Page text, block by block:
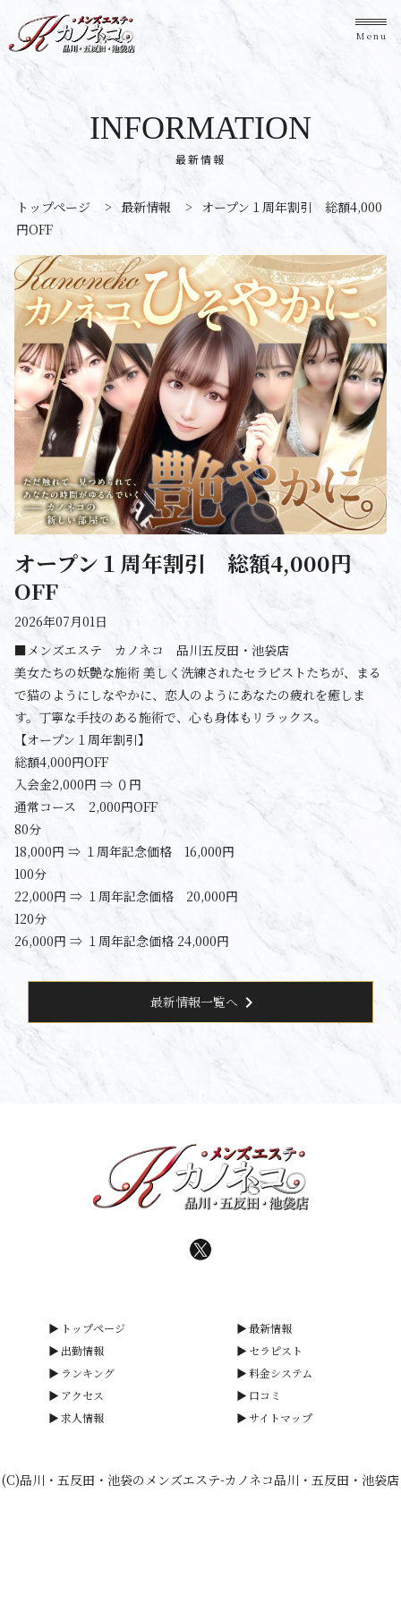
Menu
最新情報
INFORMATION
トップページ > 最新情報 > オープン１周年割引 総額4,000
円OFF
オープン１周年割引 総額4,000円
OFF
2026年07月01日
■メンズエステ カノネコ 品川五反田・池袋店
美女たちの妖艶な施術 美しく洗練されたセラピストたちが、まる
で猫のようにしなやかに、恋人のようにあなたの疲れを癒しま
す。丁寧な手技のある施術で、心も身体もリラックス。
【オープン１周年割引】
総額4,000円OFF
入会金2,000円 ⇒ ０円
通常コース 2,000円OFF
80分
18,000円 ⇒ １周年記念価格 16,000円
100分
22,000円 ⇒ １周年記念価格 20,000円
120分
26,000円 ⇒ １周年記念価格 24,000円
最新情報一覧へ chevron_right
トップページ
最新情報
出勤情報
セラピスト
ランキング
料金システム
アクセス
口コミ
求人情報
サイトマップ
(C)品川・五反田・池袋のメンズエステ-カノネコ品川・五反田・池袋店